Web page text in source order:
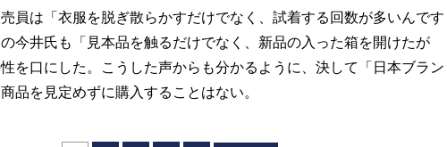
員は「衣服を脱ぎ散らかすだけでなく、試着する回数が多いんです
今井氏も「見本品を触るだけでなく、新品の入った箱を開けたが
を口にした。こうした声からも分かるように、決して「日本ブラン
品を見定めずに購入することはない。